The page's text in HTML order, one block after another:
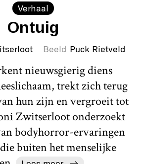
Verhaal
Ontuig
Beeld Puck Rietveld
nieuwsgierig diens
trekt zich terug
hun zijn en vergroeit tot
Zwitserloot onderzoekt
bodyhorror-ervaringen
buiten het menselijke